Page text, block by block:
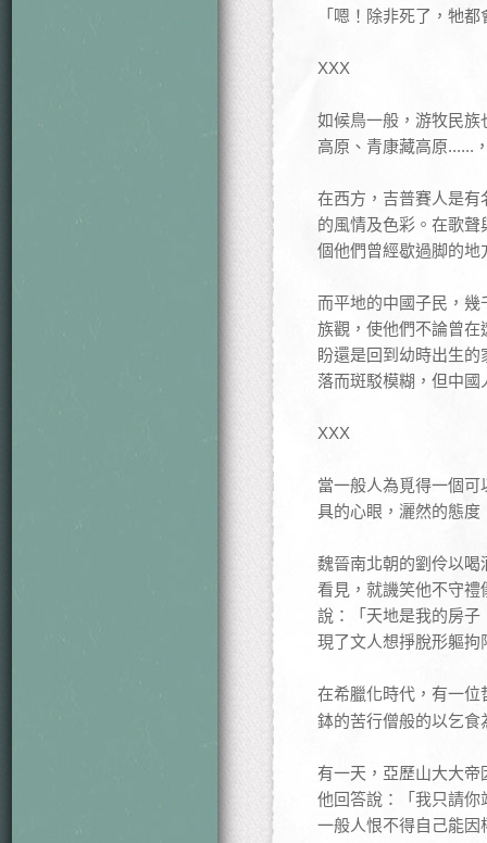
「嗯！除非死了，牠
XXX
如候鳥一般，游牧民
高原、青康藏高原......
在西方，吉普賽人是
的風情及色彩。在歌
個他們曾經歇過脚的地
而平地的中國子民，
族觀，使他們不論曾
盼還是回到幼時出生
落而斑駁模糊，但中
XXX
當一般人為覓得一個
具的心眼，灑然的態
魏晉南北朝的劉伶以
看見，就譏笑他不守
說：「天地是我的房
現了文人想掙脫形軀
在希臘化時代，有一
鉢的苦行僧般的以乞
有一天，亞歷山大大
他回答說：「我只請
一般人恨不得自己能